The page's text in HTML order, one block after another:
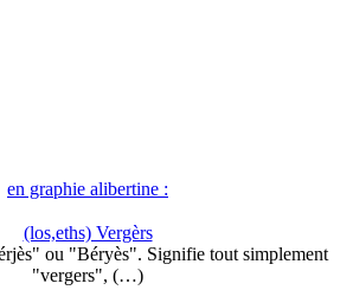
en graphie alibertine :
(los,eths) Vergèrs
ou "Béryès". Signifie tout simplement
"vergers", (…)